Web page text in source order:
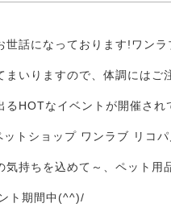
世話になっております!ワン
いりますので、体調にはご
るHOTなイベントが開催さ
トショップ ワンラブ リコ
気持ちを込めて～、ペット用
ト期間中(^^)/